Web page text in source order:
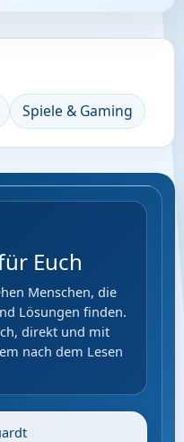
Spiele & Gaming
Euch
Menschen, die
Lösungen finden.
direkt und mit
nach dem Lesen